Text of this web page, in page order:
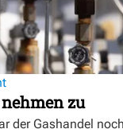
zu
der Gashandel